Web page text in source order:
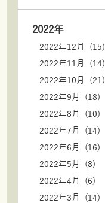
2022年
2022年12月 (15)
2022年11月 (14)
2022年10月 (21)
2022年9月 (18)
2022年8月 (10)
2022年7月 (14)
2022年6月 (16)
2022年5月 (8)
2022年4月 (6)
2022年3月 (14)